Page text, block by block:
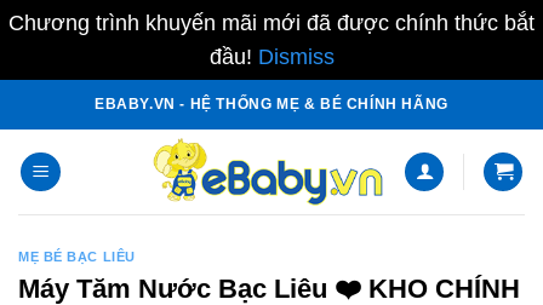
Chương trình khuyến mãi mới đã được chính thức bắt
đầu! Dismiss
content
EBABY.VN - HỆ THỐNG MẸ & BÉ CHÍNH HÃNG
MẸ BÉ BẠC LIÊU
Máy Tăm Nước Bạc Liêu ❤️️ KHO CHÍNH